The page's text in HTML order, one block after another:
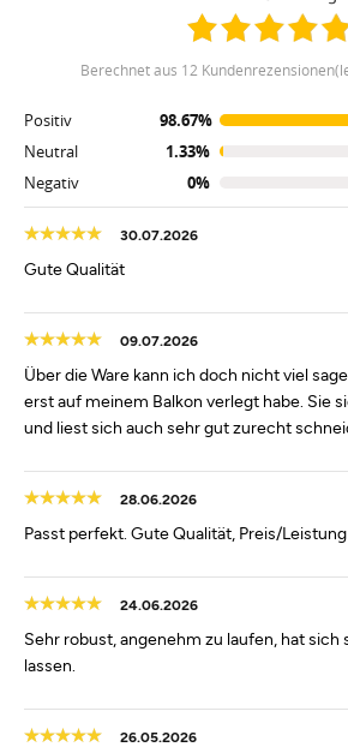
berechnet aus 12
Positiv
98.67%
Neutral
1.33%
Negativ
0%
30.07.2026
Gute Qualität
09.07.2026
Über die Ware kann ich doch nicht viel
erst auf meinem Balkon verlegt habe. Sie
und liest sich auch sehr gut zurecht
28.06.2026
Passt perfekt. Gute Qualität, Preis/
24.06.2026
Sehr robust, angenehm zu laufen, hat sich
lassen.
26.05.2026